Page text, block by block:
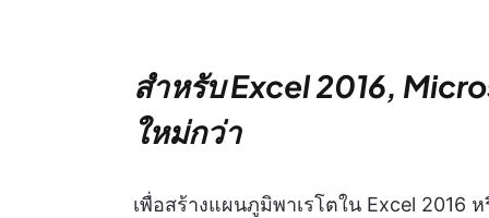
สำหรับ Excel 2016,
ใหม่กว่า
เพื่อสร้างแผนภูมิพาเรโตใน Excel 2016